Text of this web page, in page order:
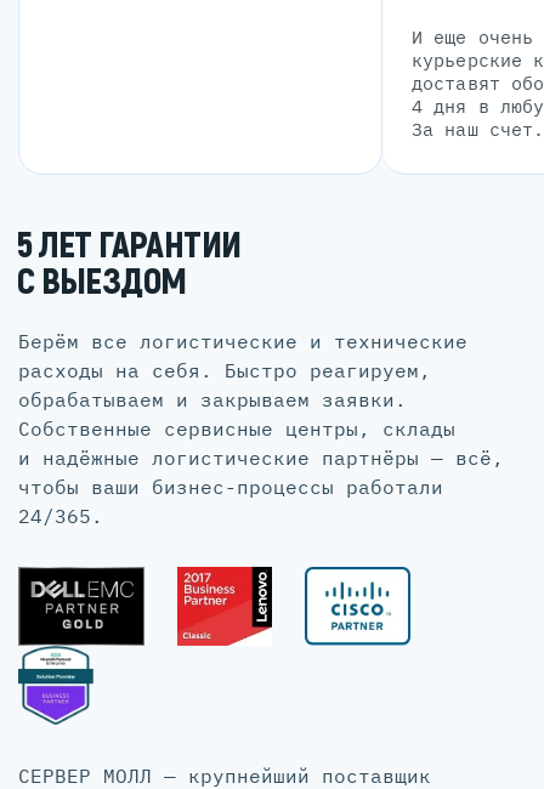
И еще очень
курьерские
доставят
4 дня в
За наш счет.
5 ЛЕТ ГАРАНТИИ
С ВЫЕЗДОМ
Берём все логистические и технические
расходы на себя. Быстро реагируем,
обрабатываем и закрываем заявки.
Собственные сервисные центры, склады
и надёжные логистические партнёры — всё,
чтобы ваши бизнес-процессы работали
24/365.
СЕРВЕР МОЛЛ — крупнейший поставщик